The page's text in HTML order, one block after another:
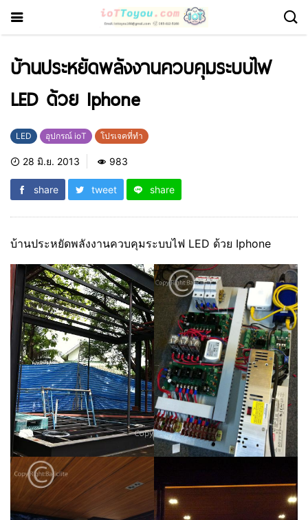
บ้านประหยัดพลังงานควบคุมระบบไฟ
LED ด้วย Iphone
LED อุปกรณ์ ioT โปรเจคที่ทำ
28 มิ.ย. 2013 983
share tweet share
บ้านประหยัดพลังงานควบคุมระบบไฟ LED ด้วย Iphone